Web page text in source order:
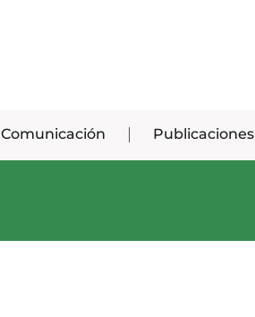
Comunicación Publicaciones